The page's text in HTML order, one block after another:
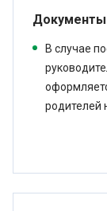
Документы
В случае
родителей